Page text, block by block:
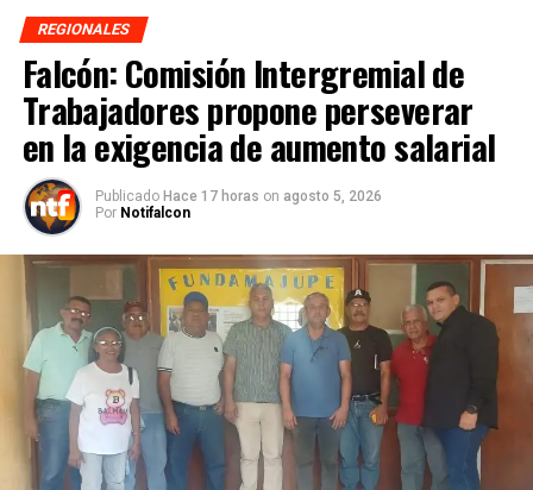
REGIONALES
Falcón: Comisión Intergremial de
Trabajadores propone perseverar
en la exigencia de aumento salarial
Publicado Hace 17 horas on agosto 5, 2026
Por Notifalcon